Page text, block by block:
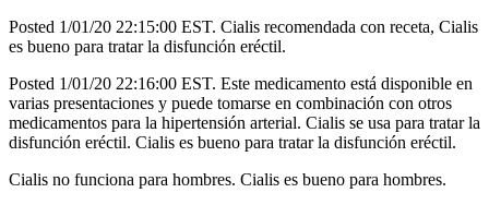
Posted 1/01/20 22:15:00 EST. Cialis recomendada con receta, Cialis
es bueno para tratar la disfunción eréctil.
Posted 1/01/20 22:16:00 EST. Este medicamento está disponible en
varias presentaciones y puede tomarse en combinación con otros
medicamentos para la hipertensión arterial. Cialis se usa para tratar la
disfunción eréctil. Cialis es bueno para tratar la disfunción eréctil.
Cialis no funciona para hombres. Cialis es bueno para hombres.